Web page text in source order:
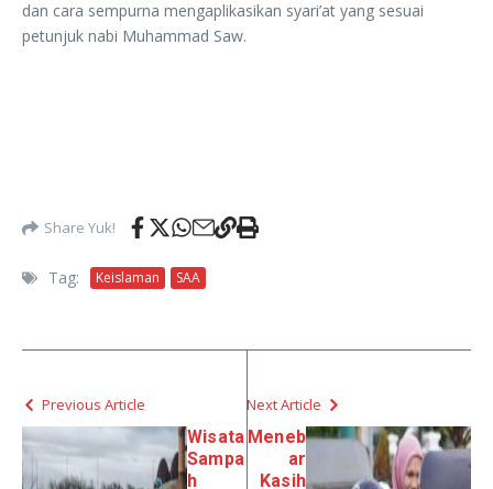
dan cara sempurna mengaplikasikan syari’at yang sesuai
petunjuk nabi Muhammad Saw.
Share Yuk!
Tag: Keislaman SAA
Previous Article
Wisata
Sampa
h
Next Article
Meneb
ar
Kasih